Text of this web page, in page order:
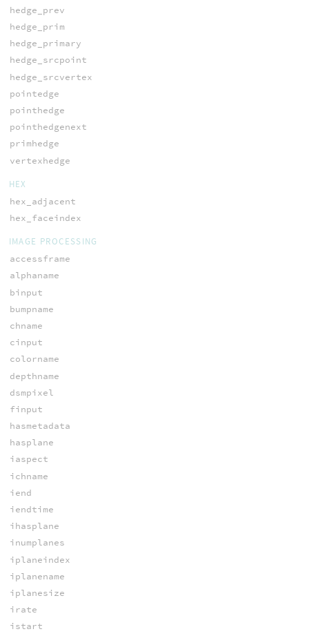
hedge_prev
hedge_prim
hedge_primary
hedge_srcpoint
hedge_srcvertex
pointedge
pointhedge
pointhedgenext
primhedge
vertexhedge
HEX
hex_adjacent
hex_faceindex
IMAGE PROCESSING
accessframe
alphaname
binput
bumpname
chname
cinput
colorname
depthname
dsmpixel
finput
hasmetadata
hasplane
iaspect
ichname
iend
iendtime
ihasplane
inumplanes
iplaneindex
iplanename
iplanesize
irate
istart